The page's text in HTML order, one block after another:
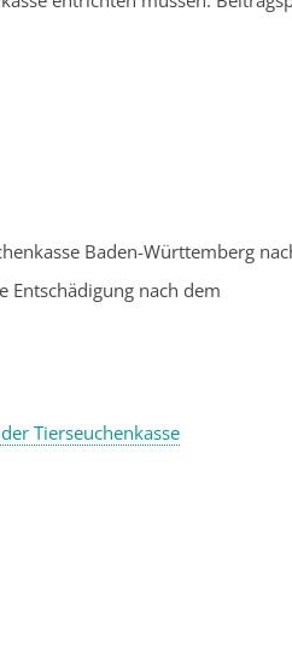
Baden-Württemberg
Entschädigung nach dem
Tierseuchenkasse